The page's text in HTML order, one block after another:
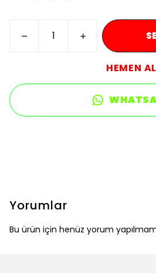
HEMEN AL
Yorumlar
Bu ürün için henüz yorum